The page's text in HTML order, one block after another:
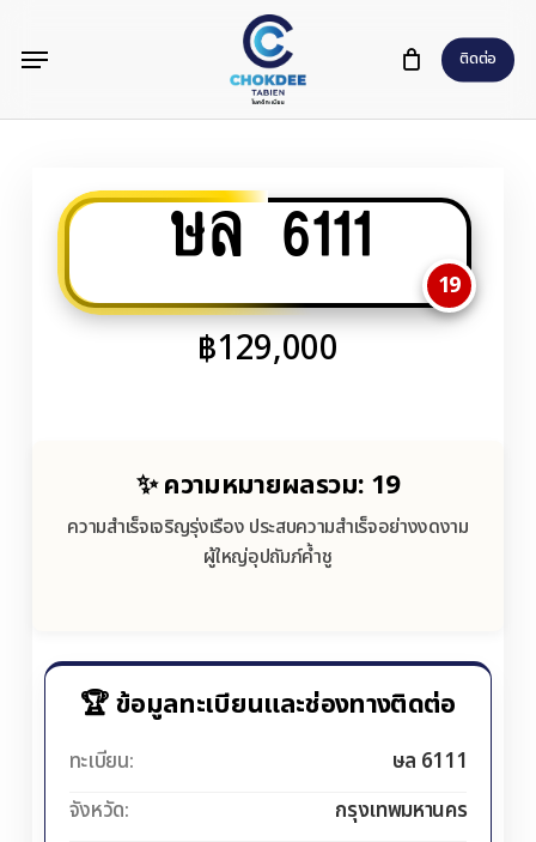
content
ติดต่อ
Menu
ษล 6111
19
฿129,000
✨ ความหมายผลรวม: 19
ความสำเร็จเจริญรุ่งเรือง ประสบความสำเร็จอย่างงดงาม
ผู้ใหญ่อุปถัมภ์ค้ำชู
🏆 ข้อมูลทะเบียนและช่องทางติดต่อ
ทะเบียน:
ษล 6111
จังหวัด:
กรุงเทพมหานคร